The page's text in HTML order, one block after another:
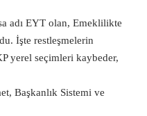
adı EYT olan, Emeklilikte
İşte restleşmelerin
yerel seçimleri kaybeder,
Başkanlık Sistemi ve